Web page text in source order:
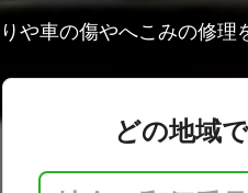
や車の傷やへこみの修理
どの地域